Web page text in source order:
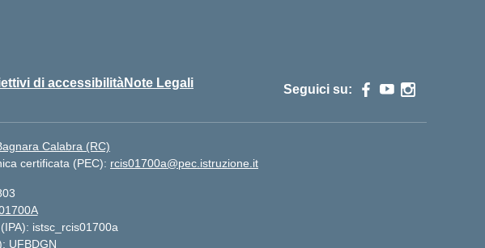
di accessibilitàNote Legali Seguici su:
Calabra (RC)
certificata (PEC): rcis01700a@pec.istruzione.it
istsc_rcis01700a
UFBDGN